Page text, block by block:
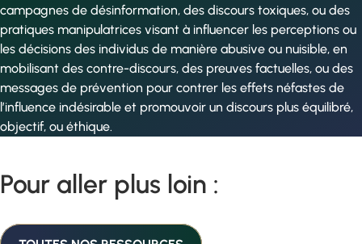
campagnes de désinformation, des discours toxiques, ou des
pratiques manipulatrices visant à influencer les perceptions ou
les décisions des individus de manière abusive ou nuisible, en
mobilisant des contre-discours, des preuves factuelles, ou des
messages de prévention pour contrer les effets néfastes de
l’influence indésirable et promouvoir un discours plus équilibré,
objectif, ou éthique.
Pour aller plus loin :